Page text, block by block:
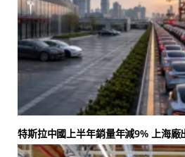
特斯拉中國上半年銷量年減9% 上海廠